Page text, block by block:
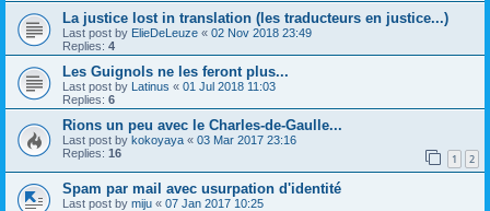
La justice lost in translation (les traducteurs en justice...)
Last post by ElieDeLeuze « 02 Nov 2018 23:49
Replies: 4
Les Guignols ne les feront plus...
Last post by Latinus « 01 Jul 2018 11:03
Replies: 6
Rions un peu avec le Charles-de-Gaulle...
Last post by kokoyaya « 03 Mar 2017 23:16
Replies: 16 1 2
Spam par mail avec usurpation d'identité
Last post by miju « 07 Jan 2017 10:25